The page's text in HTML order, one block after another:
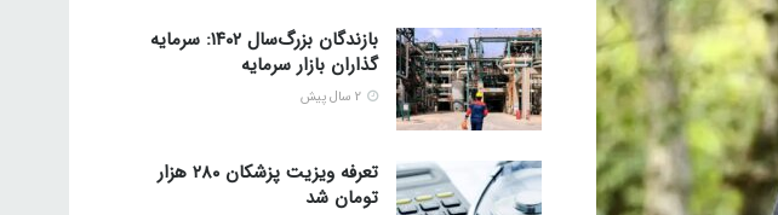
بازندگان بزرگ‌سال ۱۴۰۲: سرمایه
گذاران بازار سرمایه
تعرفه ویزیت پزشکان ۲۸۰ هزار
تومان شد